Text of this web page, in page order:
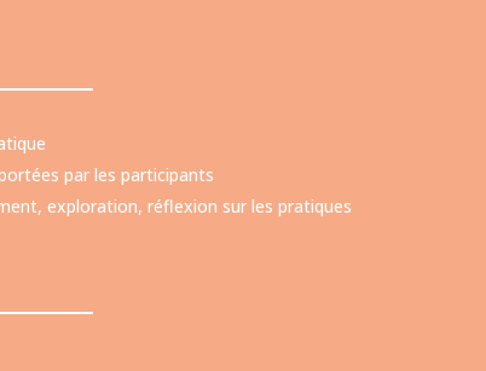
par les participants
exploration, réflexion sur les pratiques